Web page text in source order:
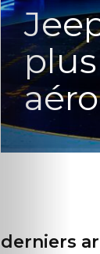
ACTUALITÉ
E-
derniers